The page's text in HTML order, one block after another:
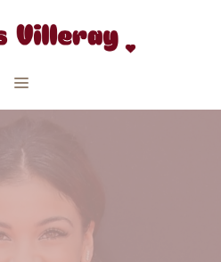
Menu